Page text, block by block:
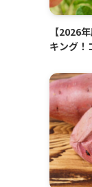
【2026
キング！